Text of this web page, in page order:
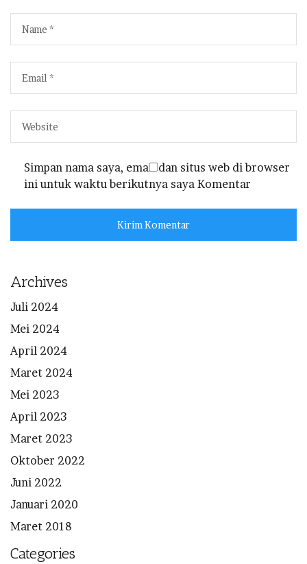
Simpan nama saya, email dan situs web di browser
ini untuk waktu berikutnya saya Komentar
Archives
Juli 2024
Mei 2024
April 2024
Maret 2024
Mei 2023
April 2023
Maret 2023
Oktober 2022
Juni 2022
Januari 2020
Maret 2018
Categories